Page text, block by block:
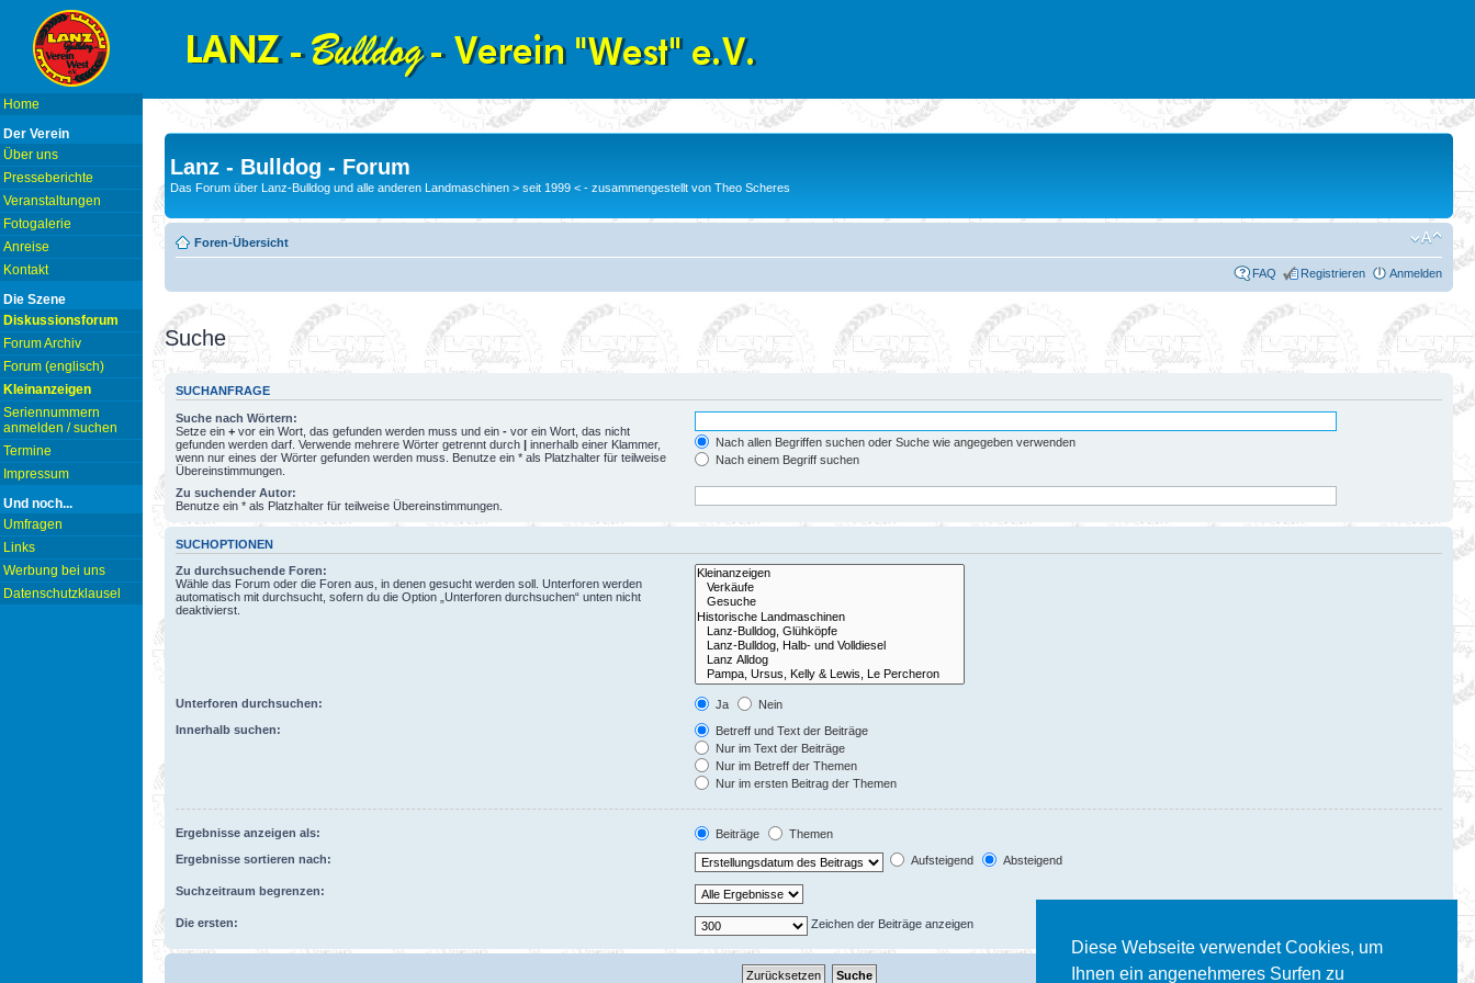
Diese Webseite verwendet Cookies, um
Ihnen ein angenehmeres Surfen zu
Home
Der Verein
Über uns
Presseberichte
Veranstaltungen
Fotogalerie
Anreise
Kontakt
Die Szene
Diskussionsforum
Forum Archiv
Forum (englisch)
Kleinanzeigen
Seriennummern
anmelden / suchen
Termine
Impressum
Und noch...
Umfragen
Links
Werbung bei uns
Datenschutzklausel
Lanz - Bulldog - Forum
Das Forum über Lanz-Bulldog und alle anderen Landmaschinen > seit 1999 < - zusammengestellt von Theo Scheres
Foren-Übersicht
FAQ Registrieren Anmelden
Suche
SUCHANFRAGE
Suche nach Wörtern:
Setze ein + vor ein Wort, das gefunden werden muss und ein - vor ein Wort, das nicht
gefunden werden darf. Verwende mehrere Wörter getrennt durch | innerhalb einer Klammer,
wenn nur eines der Wörter gefunden werden muss. Benutze ein * als Platzhalter für teilweise
Übereinstimmungen.
Nach allen Begriffen suchen oder Suche wie angegeben verwenden
Nach einem Begriff suchen
Zu suchender Autor:
Benutze ein * als Platzhalter für teilweise Übereinstimmungen.
SUCHOPTIONEN
Zu durchsuchende Foren:
Wähle das Forum oder die Foren aus, in denen gesucht werden soll. Unterforen werden
automatisch mit durchsucht, sofern du die Option „Unterforen durchsuchen“ unten nicht
deaktivierst.
Unterforen durchsuchen: Ja
Nein
Innerhalb suchen:
Betreff und Text der Beiträge
Nur im Text der Beiträge
Nur im Betreff der Themen
Nur im ersten Beitrag der Themen
Ergebnisse anzeigen als: Beiträge
Themen
Ergebnisse sortieren nach:
Aufsteigend Absteigend
Suchzeitraum begrenzen:
Die ersten: Zeichen der Beiträge anzeigen